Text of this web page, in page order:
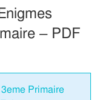
– PDF
Primaire